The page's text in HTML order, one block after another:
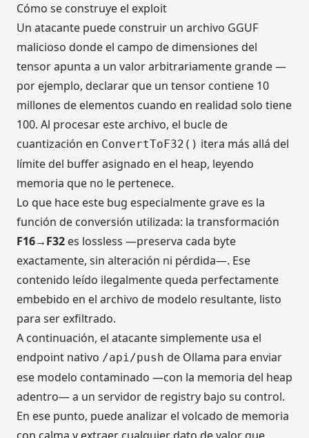
Cómo se construye el exploit
Un atacante puede construir un archivo GGUF
malicioso donde el campo de dimensiones del
tensor apunta a un valor arbitrariamente grande —
por ejemplo, declarar que un tensor contiene 10
millones de elementos cuando en realidad solo tiene
100. Al procesar este archivo, el bucle de
cuantización en ConvertToF32() itera más allá del
límite del buffer asignado en el heap, leyendo
memoria que no le pertenece.
Lo que hace este bug especialmente grave es la
función de conversión utilizada: la transformación
F16→F32 es lossless —preserva cada byte
exactamente, sin alteración ni pérdida—. Ese
contenido leído ilegalmente queda perfectamente
embebido en el archivo de modelo resultante, listo
para ser exfiltrado.
A continuación, el atacante simplemente usa el
endpoint nativo /api/push de Ollama para enviar
ese modelo contaminado —con la memoria del heap
adentro— a un servidor de registry bajo su control.
En ese punto, puede analizar el volcado de memoria